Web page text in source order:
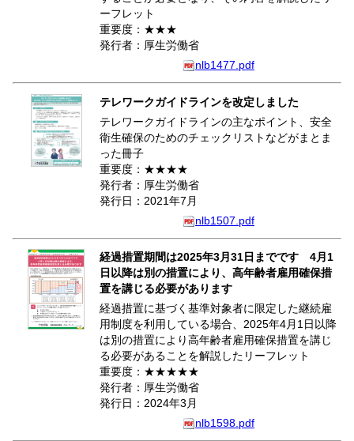
ーフレット
重要度：★★★
発行者：厚生労働省
nlb1477.pdf
テレワークガイドラインを改定しました
テレワークガイドラインの主なポイント、安全
衛生確保のためのチェックリストなどがまとま
った冊子
重要度：★★★★
発行者：厚生労働省
発行日：2021年7月
nlb1507.pdf
経過措置期間は2025年3月31日までです 4月1
日以降は別の措置により、高年齢者雇用確保措
置を講じる必要があります
経過措置に基づく基準対象者に限定した継続雇
用制度を利用している場合、2025年4月1日以降
は別の措置により高年齢者雇用確保措置を講じ
る必要があることを解説したリーフレット
重要度：★★★★★
発行者：厚生労働省
発行日：2024年3月
nlb1598.pdf